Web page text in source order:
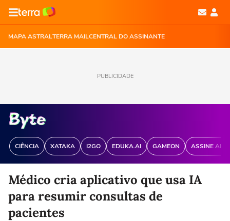
MAPA ASTRALTERRA MAILCENTRAL DO ASSINANTE
PUBLICIDADE
CIÊNCIA XATAKA I2GO EDUKA.AI GAMEON ASSINE
Médico cria aplicativo que usa IA
para resumir consultas de
pacientes